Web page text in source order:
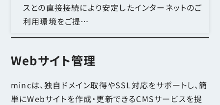
スとの直接接続により安定したインターネットのご
利用環境をご提…
Webサイト管理
mincは、独自ドメイン取得やSSL対応をサポートし、簡
単にWebサイトを作成・更新できるCMSサービスを提